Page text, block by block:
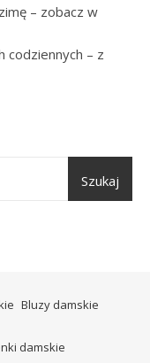
– zobacz w
codziennych – z
Szukaj
Bluzy damskie
damskie